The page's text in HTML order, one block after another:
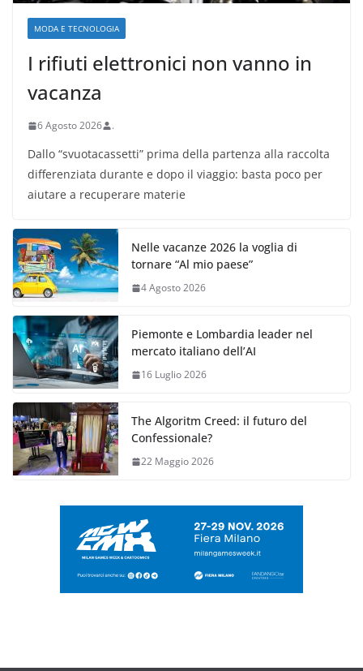
MODA E TECNOLOGIA
I rifiuti elettronici non vanno in
vacanza
6 Agosto 2026 .
Dallo “svuotacassetti” prima della partenza alla raccolta
differenziata durante e dopo il viaggio: basta poco per
aiutare a recuperare materie
Nelle vacanze 2026 la voglia di
tornare “Al mio paese”
4 Agosto 2026
Piemonte e Lombardia leader nel
mercato italiano dell’AI
16 Luglio 2026
The Algoritm Creed: il futuro del
Confessionale?
22 Maggio 2026